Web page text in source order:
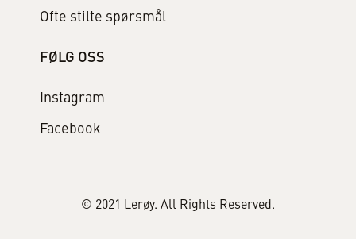
Ofte stilte spørsmål
FØLG OSS
Instagram
Facebook
© 2021 Lerøy. All Rights Reserved.